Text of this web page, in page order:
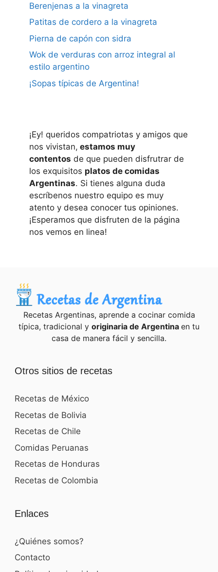
Berenjenas a la vinagreta
Patitas de cordero a la vinagreta
Pierna de capón con sidra
Wok de verduras con arroz integral al
estilo argentino
¡Sopas típicas de Argentina!
¡Ey! queridos compatriotas y amigos que
nos vivistan, estamos muy
contentos de que pueden disfrutrar de
los exquisitos platos de comidas
Argentinas. Si tienes alguna duda
escríbenos nuestro equipo es muy
atento y desea conocer tus opiniones.
¡Esperamos que disfruten de la página
nos vemos en linea!
Recetas Argentinas, aprende a cocinar comida
típica, tradicional y originaria de Argentina en tu
casa de manera fácil y sencilla.
Otros sitios de recetas
Recetas de México
Recetas de Bolivia
Recetas de Chile
Comidas Peruanas
Recetas de Honduras
Recetas de Colombia
Enlaces
¿Quiénes somos?
Contacto